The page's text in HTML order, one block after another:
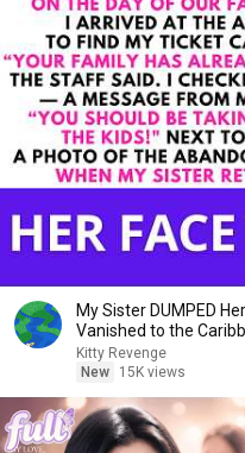
My Sister DUMPED
Vanished to the
Kitty Revenge
New
15K views